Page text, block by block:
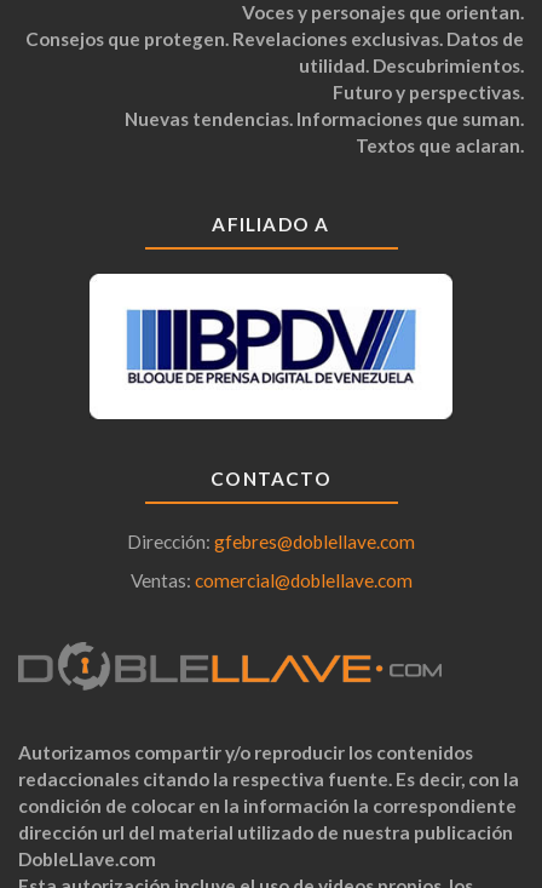
Voces y personajes que orientan.
Consejos que protegen. Revelaciones exclusivas. Datos de
utilidad. Descubrimientos.
Futuro y perspectivas.
Nuevas tendencias. Informaciones que suman.
Textos que aclaran.
AFILIADO A
CONTACTO
Dirección: gfebres@doblellave.com
Ventas: comercial@doblellave.com
Autorizamos compartir y/o reproducir los contenidos
redaccionales citando la respectiva fuente. Es decir, con la
condición de colocar en la información la correspondiente
dirección url del material utilizado de nuestra publicación
DobleLlave.com